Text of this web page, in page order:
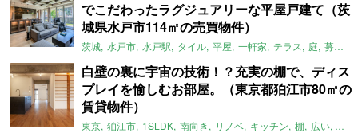
でこだわったラグジュアリーな平屋戸建て（茨
城県水戸市114㎡の売買物件）
茨城 水戸市 水戸駅 タイル 平屋 一軒家 テラス 庭 募集中
白壁の裏に宇宙の技術！？充実の棚で、ディス
プレイを愉しむお部屋。（東京都狛江市80㎡の
賃貸物件）
東京 狛江市 1SLDK 南向き リノベ キッチン 棚 広い ガイ